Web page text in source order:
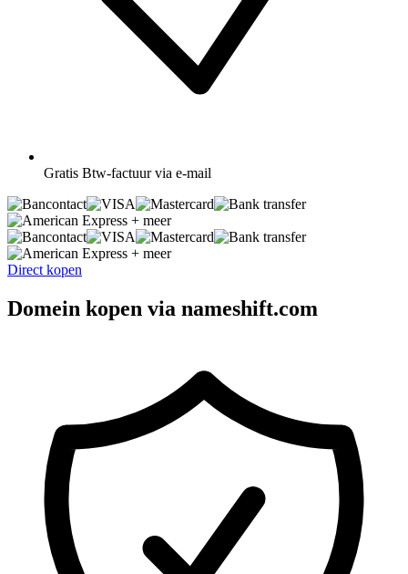
Gratis Btw-factuur via e-mail
+ meer
+ meer
Direct kopen
Domein kopen via nameshift.com